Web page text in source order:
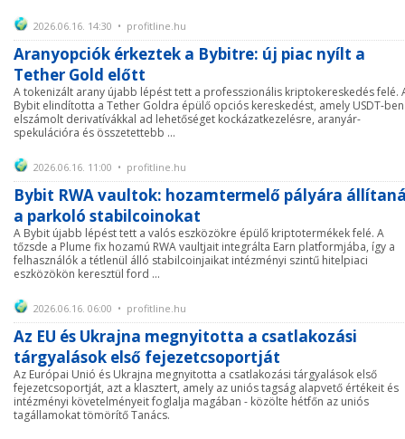
2026.06.16. 14:30 • profitline.hu
Aranyopciók érkeztek a Bybitre: új piac nyílt a
Tether Gold előtt
A tokenizált arany újabb lépést tett a professzionális kriptokereskedés felé.
Bybit elindította a Tether Goldra épülő opciós kereskedést, amely USDT-ben
elszámolt derivatívákkal ad lehetőséget kockázatkezelésre, aranyár-
spekulációra és összetettebb ...
2026.06.16. 11:00 • profitline.hu
Bybit RWA vaultok: hozamtermelő pályára
a parkoló stabilcoinokat
A Bybit újabb lépést tett a valós eszközökre épülő kriptotermékek felé. A
tőzsde a Plume fix hozamú RWA vaultjait integrálta Earn platformjába, így a
felhasználók a tétlenül álló stabilcoinjaikat intézményi szintű hitelpiaci
eszközökön keresztül ford ...
2026.06.16. 06:00 • profitline.hu
Az EU és Ukrajna megnyitotta a csatlakozási
tárgyalások első fejezetcsoportját
Az Európai Unió és Ukrajna megnyitotta a csatlakozási tárgyalások első
fejezetcsoportját, azt a klasztert, amely az uniós tagság alapvető értékeit és
intézményi követelményeit foglalja magában - közölte hétfőn az uniós
tagállamokat tömörítő Tanács.